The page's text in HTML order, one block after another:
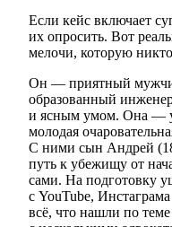
Если кейс включает
их опросить. Вот
мелочи, которую
Он — приятный
образованный
и ясным умом. Она —
молодая
С ними сын Андрей
путь к убежищу от
сами. На подготовку
с YouTube,
всё, что нашли по